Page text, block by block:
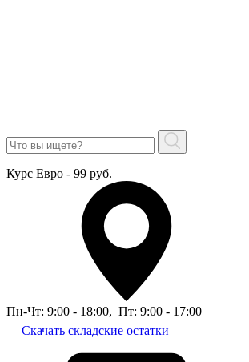
Курс Евро - 99 руб.
Пн-Чт: 9:00 - 18:00, Пт: 9:00 - 17:00
Скачать складские остатки